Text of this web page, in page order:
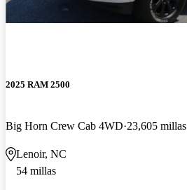
2025 RAM 2500
Big Horn Crew Cab 4WD 23,605 millas
Lenoir, NC
54 millas